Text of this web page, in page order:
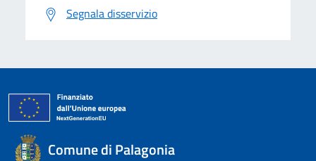
Segnala disservizio
Comune di Palagonia